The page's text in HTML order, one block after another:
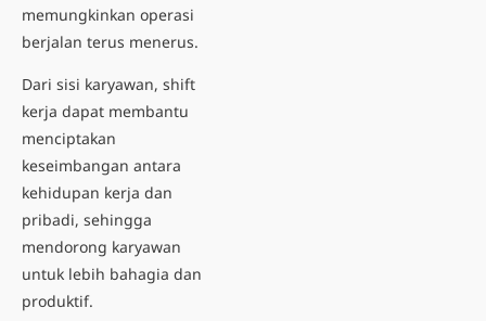
memungkinkan operasi
berjalan terus menerus.
Dari sisi karyawan, shift
kerja dapat membantu
menciptakan
keseimbangan antara
kehidupan kerja dan
pribadi, sehingga
mendorong karyawan
untuk lebih bahagia dan
produktif.